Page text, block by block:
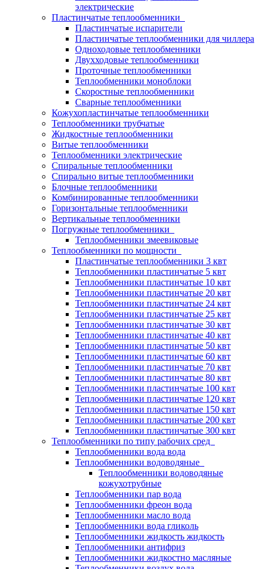
электрические
Пластинчатые теплообменники
Пластинчатые испарители
Пластинчатые теплообменники для чиллера
Одноходовые теплообменники
Двухходовые теплообменники
Проточные теплообменники
Теплообменники моноблоки
Скоростные теплообменники
Сварные теплообменники
Кожухопластинчатые теплообменники
Теплообменники трубчатые
Жидкостные теплообменники
Витые теплообменники
Теплообменники электрические
Спиральные теплообменники
Спирально витые теплообменники
Блочные теплообменники
Комбинированные теплообменники
Горизонтальные теплообменники
Вертикальные теплообменники
Погружные теплообменники
Теплообменники змеевиковые
Теплообменники по мощности
Пластинчатые теплообменники 3 квт
Теплообменники пластинчатые 5 квт
Теплообменники пластинчатые 10 квт
Теплообменники пластинчатые 20 квт
Теплообменники пластинчатые 24 квт
Теплообменники пластинчатые 25 квт
Теплообменники пластинчатые 30 квт
Теплообменники пластинчатые 40 квт
Теплообменники пластинчатые 50 квт
Теплообменники пластинчатые 60 квт
Теплообменники пластинчатые 70 квт
Теплообменники пластинчатые 80 квт
Теплообменники пластинчатые 100 квт
Теплообменники пластинчатые 120 квт
Теплообменники пластинчатые 150 квт
Теплообменники пластинчатые 200 квт
Теплообменники пластинчатые 300 квт
Теплообменники по типу рабочих сред
Теплообменники вода вода
Теплообменники водоводяные
Теплообменники водоводяные
кожухотрубные
Теплообменники пар вода
Теплообменники фреон вода
Теплообменники масло вода
Теплообменники вода гликоль
Теплообменники жидкость жидкость
Теплообменники антифриз
Теплообменники жидкостно масляные